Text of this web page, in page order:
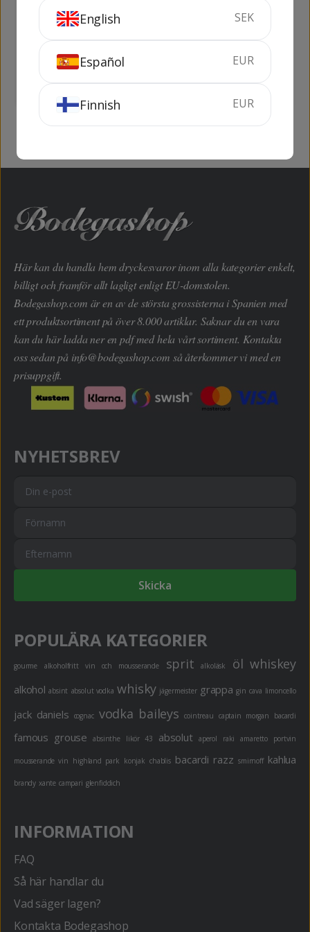
Clos de les Domines
Blanc F.B.
13.5%
Perelada Collection
Blanc
13.5%
Här kan du handla hem dryckesvaror inom alla kategorier enkelt,
billigt och framför allt lagligt enligt EU-domstolen.
Bodegashop.com är en av de största grossisterna i Spanien med
ett produktsortiment på över 8.000 artiklar. Saknar du en vara
kan du här ladda ner en pdf med hela vårt sortiment. Kontakta
oss sedan på info@bodegashop.com så återkommer vi med en
prisuppgift.
NYHETSBREV
Skicka
POPULÄRA KATEGORIER
gourme alkoholfritt vin och mousserande sprit alkoläsk öl whiskey
alkohol absint absolut vodka whisky jägermeister grappa gin cava limoncello
jack daniels cognac vodka baileys cointreau captain morgan bacardi
famous grouse absinthe likör 43 absolut aperol raki amaretto portvin
mousserande vin highland park konjak chablis bacardi razz smirnoff kahlua
brandy xante campari glenfiddich
INFORMATION
FAQ
Så här handlar du
Vad säger lagen?
Kontakta Bodegashop
English SEK
Español EUR
Finnish EUR